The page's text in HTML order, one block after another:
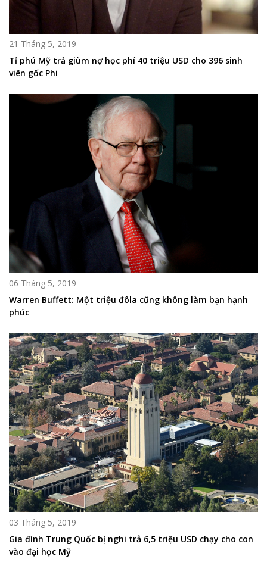
21 Tháng 5, 2019
Tỉ phú Mỹ trả giùm nợ học phí 40 triệu USD cho 396 sinh
viên gốc Phi
06 Tháng 5, 2019
Warren Buffett: Một triệu đôla cũng không làm bạn hạnh
phúc
03 Tháng 5, 2019
Gia đình Trung Quốc bị nghi trả 6,5 triệu USD chạy cho con
vào đại học Mỹ